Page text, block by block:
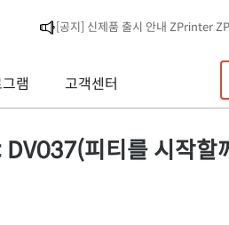
[공지] 택배 없는 날 & 광복절 배송안
램 고객센터
DV037(피티를 시작